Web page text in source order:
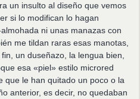
un insulto al diseño que vemos
si lo modifican lo hagan
ni unas manazas con
me tildan raras esas manotas,
un duseñazo, la lengua bien,
esa «piel» estilo microred
que le han quitado un poco o la
anterior, es decir, no quedaban